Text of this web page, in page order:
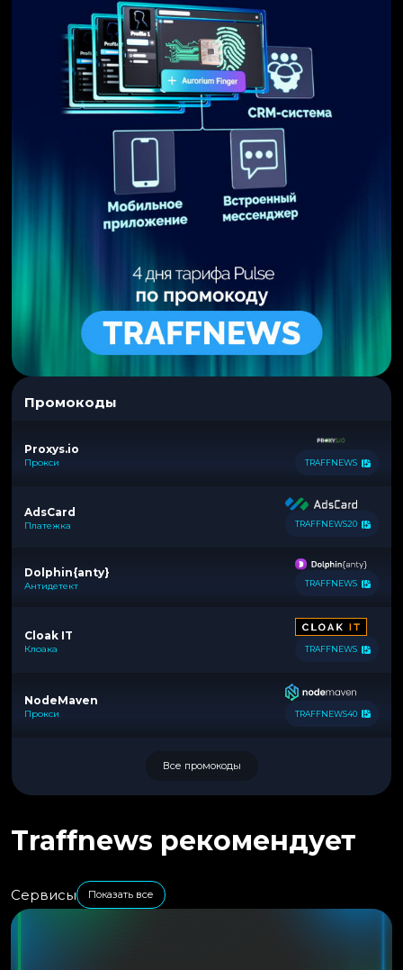
Промокоды
Proxys.io
Прокси TRAFFNEWS
AdsCard
Платежка TRAFFNEWS20
Dolphin{anty}
Антидетект TRAFFNEWS
Cloak IT
Клоака TRAFFNEWS
NodeMaven
Прокси TRAFFNEWS40
Все промокоды
Traffnews рекомендует
Сервисы Показать все